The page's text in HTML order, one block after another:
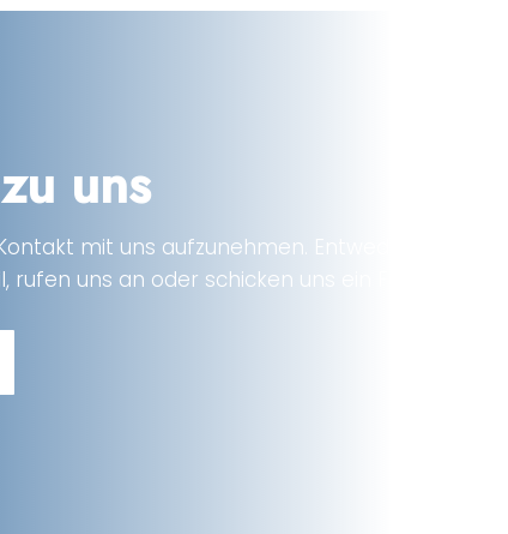
uns
mit uns aufzunehmen. Entweder nutzen Sie
uns an oder schicken uns ein Fax.